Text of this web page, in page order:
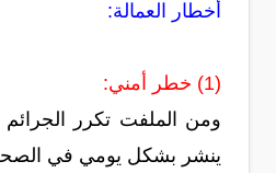
أخطار العمالة:
(1) خطر أمني:
ومن الملفت تكرر الجرائم
ينشر بشكل يومي في